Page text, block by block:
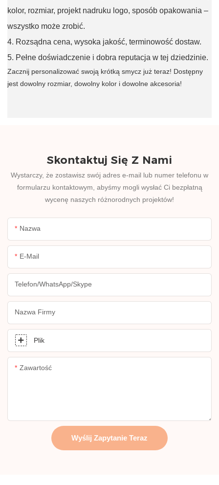
kolor, rozmiar, projekt nadruku logo, sposób opakowania –
wszystko może zrobić.
4. Rozsądna cena, wysoka jakość, terminowość dostaw.
5. Pełne doświadczenie i dobra reputacja w tej dziedzinie.
Zacznij personalizować swoją krótką smycz już teraz! Dostępny
jest dowolny rozmiar, dowolny kolor i dowolne akcesoria!
Skontaktuj Się Z Nami
Wystarczy, że zostawisz swój adres e-mail lub numer telefonu w
formularzu kontaktowym, abyśmy mogli wysłać Ci bezpłatną
wycenę naszych różnorodnych projektów!
Nazwa
E-Mail
Telefon/WhatsApp/Skype
Nazwa Firmy
Plik
Zawartość
Wyślij Zapytanie Teraz